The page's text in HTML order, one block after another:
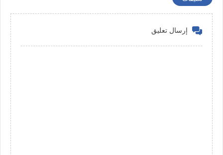
إرسال تعليق